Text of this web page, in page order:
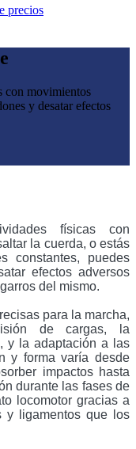
precios
con movimientos
y desatar efectos
físicas con
la cuerda, o estás
constantes, puedes
efectos adversos
del mismo.
para la marcha,
de cargas, la
y la adaptación a las
y forma varía desde
impactos hasta
durante las fases de
locomotor gracias a
y ligamentos que los